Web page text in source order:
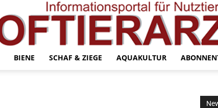
BIENE SCHAF & ZIEGE AQUAKULTUR